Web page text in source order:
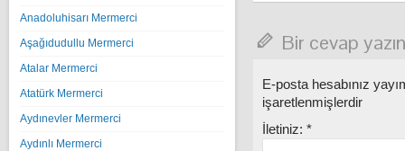
Anadoluhisarı Mermerci
Aşağıdudullu Mermerci
Atalar Mermerci
Atatürk Mermerci
Aydınevler Mermerci
Aydınlı Mermerci
Bir cevap yazın
E-posta hesabınız
işaretlenmişlerdir
İletiniz: *